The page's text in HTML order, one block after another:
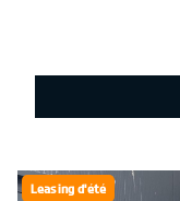
Leasing d'été